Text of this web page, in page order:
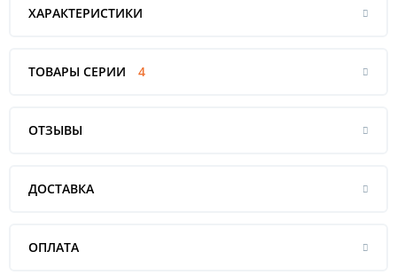
ХАРАКТЕРИСТИКИ
ТОВАРЫ СЕРИИ 4
ОТЗЫВЫ
ДОСТАВКА
ОПЛАТА